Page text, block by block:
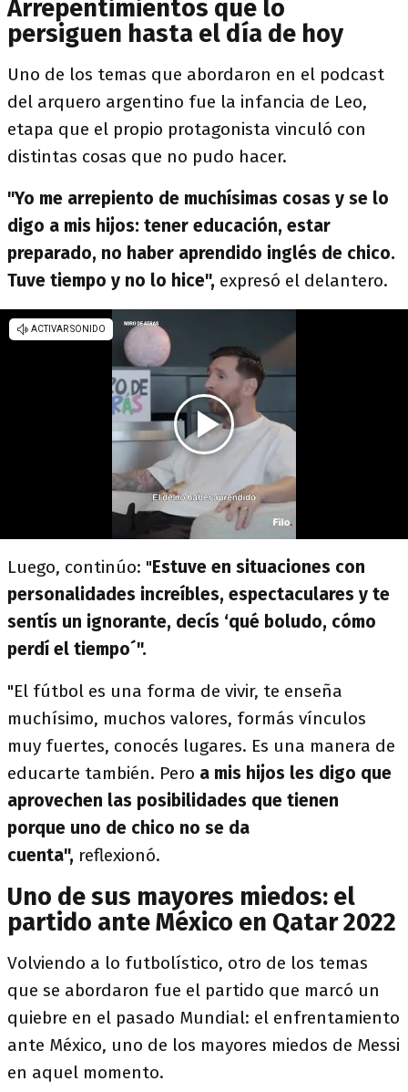
Arrepentimientos que lo
persiguen hasta el día de hoy
Uno de los temas que abordaron en el podcast
del arquero argentino fue la infancia de Leo,
etapa que el propio protagonista vinculó con
distintas cosas que no pudo hacer.
"Yo me arrepiento de muchísimas cosas y se lo
digo a mis hijos: tener educación, estar
preparado, no haber aprendido inglés de chico.
Tuve tiempo y no lo hice", expresó el delantero.
Luego, continúo: "Estuve en situaciones con
personalidades increíbles, espectaculares y te
sentís un ignorante, decís ‘qué boludo, cómo
perdí el tiempo´".
"El fútbol es una forma de vivir, te enseña
muchísimo, muchos valores, formás vínculos
muy fuertes, conocés lugares. Es una manera de
educarte también. Pero a mis hijos les digo que
aprovechen las posibilidades que tienen
porque uno de chico no se da
cuenta", reflexionó.
Uno de sus mayores miedos: el
partido ante México en Qatar 2022
Volviendo a lo futbolístico, otro de los temas
que se abordaron fue el partido que marcó un
quiebre en el pasado Mundial: el enfrentamiento
ante México, uno de los mayores miedos de Messi
en aquel momento.